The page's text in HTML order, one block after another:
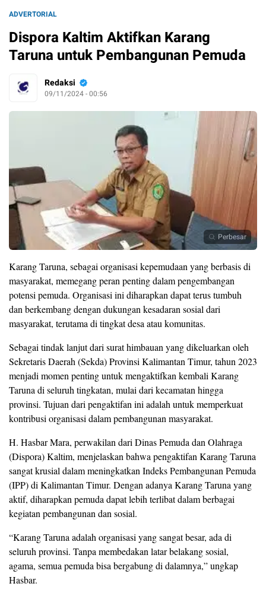
ADVERTORIAL
Dispora Kaltim Aktifkan Karang
Taruna untuk Pembangunan Pemuda
Redaksi
09/11/2024 - 00:56
Perbesar
Karang Taruna, sebagai organisasi kepemudaan yang berbasis di
masyarakat, memegang peran penting dalam pengembangan
potensi pemuda. Organisasi ini diharapkan dapat terus tumbuh
dan berkembang dengan dukungan kesadaran sosial dari
masyarakat, terutama di tingkat desa atau komunitas.
Sebagai tindak lanjut dari surat himbauan yang dikeluarkan oleh
Sekretaris Daerah (Sekda) Provinsi Kalimantan Timur, tahun 2023
menjadi momen penting untuk mengaktifkan kembali Karang
Taruna di seluruh tingkatan, mulai dari kecamatan hingga
provinsi. Tujuan dari pengaktifan ini adalah untuk memperkuat
kontribusi organisasi dalam pembangunan masyarakat.
H. Hasbar Mara, perwakilan dari Dinas Pemuda dan Olahraga
(Dispora) Kaltim, menjelaskan bahwa pengaktifan Karang Taruna
sangat krusial dalam meningkatkan Indeks Pembangunan Pemuda
(IPP) di Kalimantan Timur. Dengan adanya Karang Taruna yang
aktif, diharapkan pemuda dapat lebih terlibat dalam berbagai
kegiatan pembangunan dan sosial.
“Karang Taruna adalah organisasi yang sangat besar, ada di
seluruh provinsi. Tanpa membedakan latar belakang sosial,
agama, semua pemuda bisa bergabung di dalamnya,” ungkap
Hasbar.